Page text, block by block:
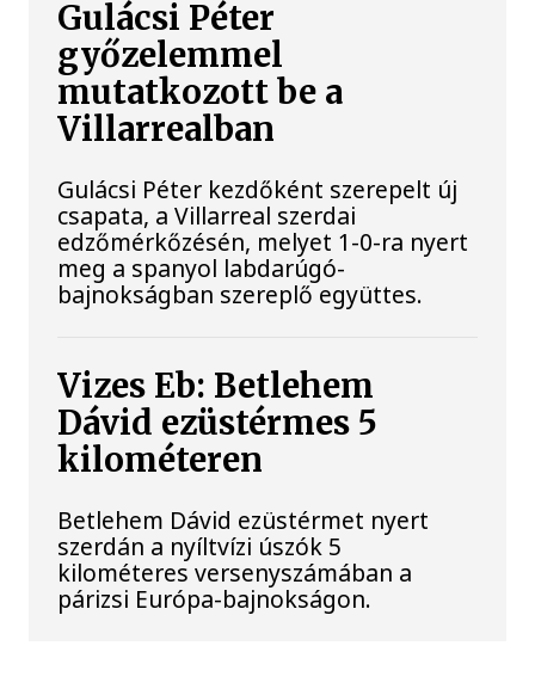
Gulácsi Péter
győzelemmel
mutatkozott be a
Villarrealban
Gulácsi Péter kezdőként szerepelt új
csapata, a Villarreal szerdai
edzőmérkőzésén, melyet 1-0-ra nyert
meg a spanyol labdarúgó-
bajnokságban szereplő együttes.
Vizes Eb: Betlehem
Dávid ezüstérmes 5
kilométeren
Betlehem Dávid ezüstérmet nyert
szerdán a nyíltvízi úszók 5
kilométeres versenyszámában a
párizsi Európa-bajnokságon.